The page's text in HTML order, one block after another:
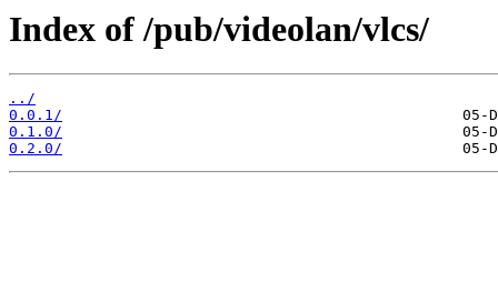
Index of /pub/videolan/vlcs/
../
0.0.1/
0.1.0/
0.2.0/